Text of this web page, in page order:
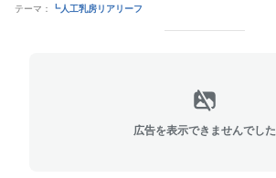
テーマ：
┗人工乳房リアリーフ
広告を表示できませんでした